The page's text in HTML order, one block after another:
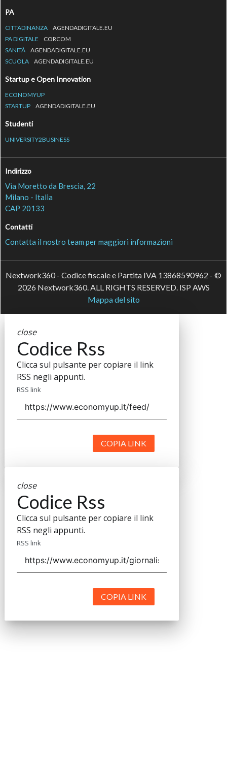
PA
CITTADINANZA
AGENDADIGITALE.EU
PA DIGITALE
CORCOM
SANITÀ
AGENDADIGITALE.EU
SCUOLA
AGENDADIGITALE.EU
Startup e Open Innovation
ECONOMYUP
STARTUP
AGENDADIGITALE.EU
Studenti
UNIVERSITY2BUSINESS
Indirizzo
Via Moretto da Brescia, 22
Milano - Italia
CAP 20133
Contatti
Contatta il nostro team per maggiori informazioni
Nextwork360 - Codice fiscale e Partita IVA 13868590962 - ©
2026 Nextwork360. ALL RIGHTS RESERVED. ISP AWS
Mappa del sito
close
Codice Rss
Clicca sul pulsante per copiare il link
RSS negli appunti.
RSS link
COPIA LINK
close
Codice Rss
Clicca sul pulsante per copiare il link
RSS negli appunti.
RSS link
COPIA LINK